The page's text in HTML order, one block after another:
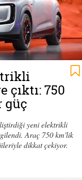
çıktı: 750
güç
yeni elektrikli
Araç 750 km'lik
dikkat çekiyor.